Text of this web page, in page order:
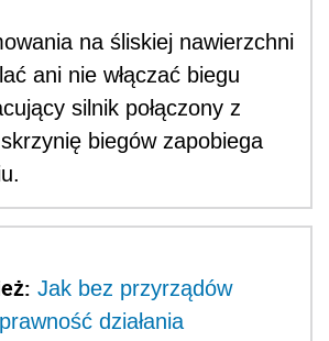
na śliskiej nawierzchni
ani nie włączać biegu
silnik połączony z
skrzynię biegów zapobiega
Jak bez przyrządów
działania